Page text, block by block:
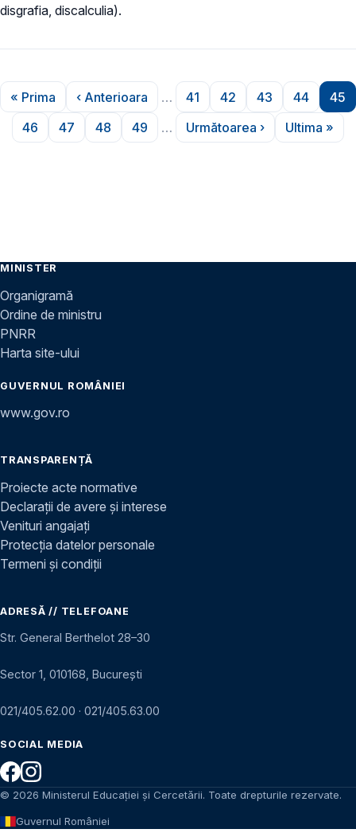
disgrafia, discalculia).
Paginare
Prima pagină
« Prima
Pagina anterioară
‹ Anterioara …
Pagina
41
Pagina
42
Pagina
43
Pagina
44 45
Pagina
46
Pagina
47
Pagina
48
Pagina
49 …
Pagina următoare
Următoarea ›
Ultima
Ultima »
MINISTER
Organigramă
Ordine de ministru
PNRR
Harta site-ului
GUVERNUL ROMÂNIEI
www.gov.ro
TRANSPARENȚĂ
Proiecte acte normative
Declarații de avere și interese
Venituri angajați
Protecția datelor personale
Termeni și condiții
ADRESĂ // TELEFOANE
Str. General Berthelot 28–30
Sector 1, 010168, București
021/405.62.00 · 021/405.63.00
SOCIAL MEDIA
© 2026 Ministerul Educației și Cercetării. Toate drepturile rezervate.
Guvernul României